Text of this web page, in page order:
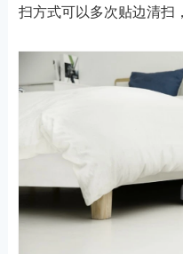
扫方式可以多次贴边清扫